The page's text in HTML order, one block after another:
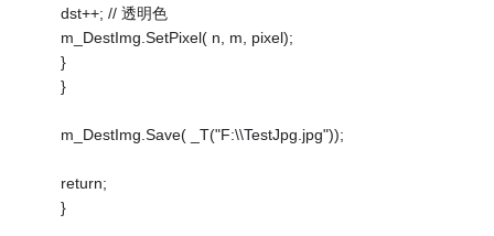
dst++; // 透明色
m_DestImg.SetPixel( n, m, pixel);
}
}
m_DestImg.Save( _T("F:\\TestJpg.jpg"));
return;
}